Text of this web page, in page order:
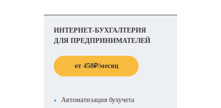
ИНТЕРНЕТ-БУХГАЛТЕРИЯ
ДЛЯ ПРЕДПРИНИМАТЕЛЕЙ
от 458₽/месяц
Автоматизация бухучета